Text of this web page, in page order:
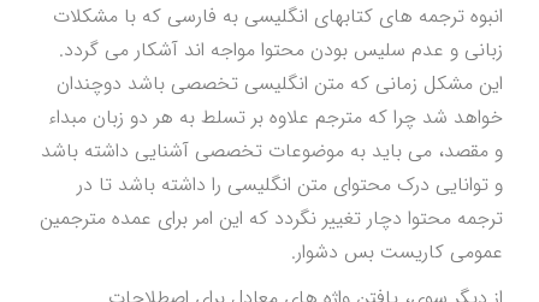
انبوه ترجمه های کتابهای انگلیسی به فارسی که با مشکلات
زبانی و عدم سلیس بودن محتوا مواجه اند آشکار می گردد.
این مشکل زمانی که متن انگلیسی تخصصی باشد دوچندان
خواهد شد چرا که مترجم علاوه بر تسلط به هر دو زبان مبداء
و مقصد، می باید به موضوعات تخصصی آشنایی داشته باشد
و توانایی درک محتوای متن انگلیسی را داشته باشد تا در
ترجمه محتوا دچار تغییر نگردد که این امر برای عمده مترجمین
عمومی کاریست بس دشوار.